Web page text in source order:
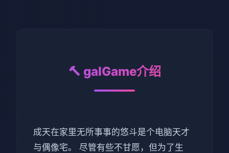
🔨 galGame介绍
成天在家里无所事事的悠斗是个电脑天才
与偶像宅。 尽管有些不甘愿，但为了生